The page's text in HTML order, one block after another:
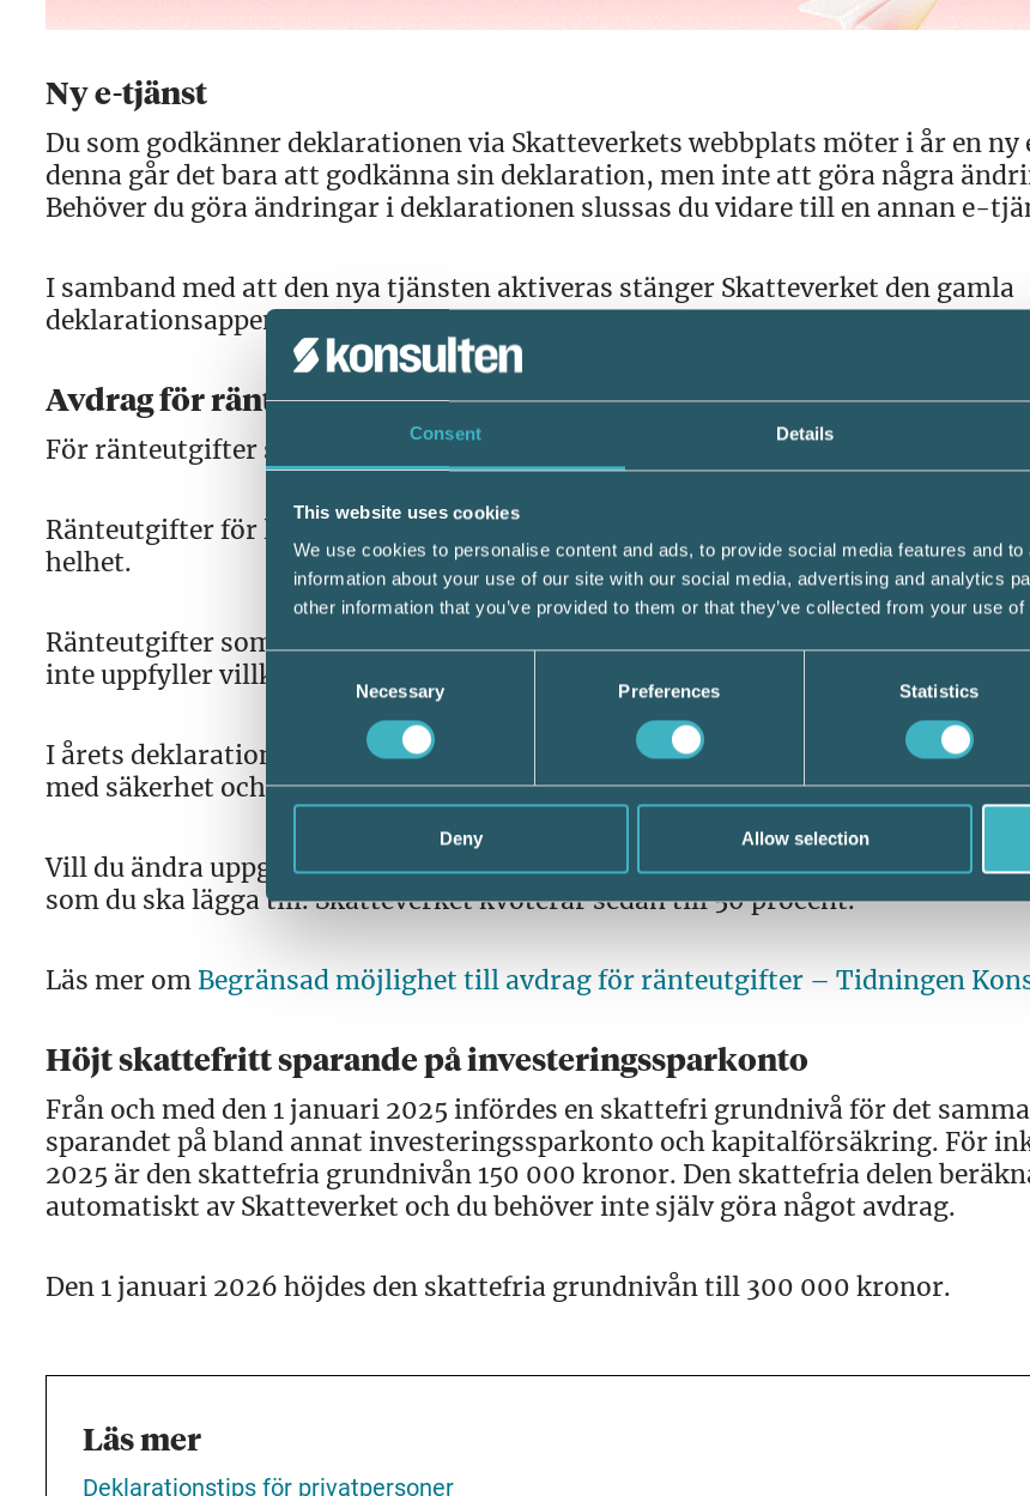
Consent Details
This website uses cookies
We use cookies to personalise content and ads, to provide social media features and
information about your use of our site with our social media, advertising and analytics
other information that you’ve provided to them or that they’ve collected from your use
Necessary Preferences Statistics
Deny Allow selection
Ny e-tjänst
Du som godkänner deklarationen via Skatteverkets webbplats möter i år en
denna går det bara att godkänna sin deklaration, men inte att göra några
Behöver du göra ändringar i deklarationen slussas du vidare till en annan e-
I samband med att den nya tjänsten aktiveras stänger Skatteverket den gamla
deklarationsappen.
Avdrag för ränteutgifter
För ränteutgifter som har betalats under 2025 gäller olika förutsättningar för
Ränteutgifter för lån med säkerhet i till exempel bostad och bil är avdragsgilla i
helhet.
Ränteutgifter som inte är förenade med säkerhet eller som av någon annan
inte uppfyller villkoren är bara avdragsgilla till 50 procent.
I årets deklaration kommer det finnas två rutor för detta. Ruta 8.1 Ränteutgifter
med säkerhet och ruta 8.8 Ränteutgifter för lån utan säkerhet.
Vill du ändra uppgifterna för ränteutgifter utan säkerhet är det beloppet du
som du ska lägga till. Skatteverket kvoterar sedan till 50 procent.
Läs mer om Begränsad möjlighet till avdrag för ränteutgifter – Tidningen
Höjt skattefritt sparande på investeringssparkonto
Från och med den 1 januari 2025 infördes en skattefri grundnivå för det
sparandet på bland annat investeringssparkonto och kapitalförsäkring. För
2025 är den skattefria grundnivån 150 000 kronor. Den skattefria delen
automatiskt av Skatteverket och du behöver inte själv göra något avdrag.
Den 1 januari 2026 höjdes den skattefria grundnivån till 300 000 kronor.
Läs mer
Deklarationstips för privatpersoner